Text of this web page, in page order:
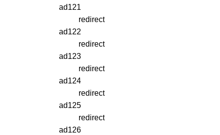
ad121
redirect
ad122
redirect
ad123
redirect
ad124
redirect
ad125
redirect
ad126